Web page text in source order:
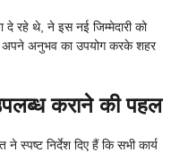
रहे थे, ने इस नई जिम्मेदारी को
अपने अनुभव का उपयोग करके शहर
कराने की पहल
स्पष्ट निर्देश दिए हैं कि सभी कार्य